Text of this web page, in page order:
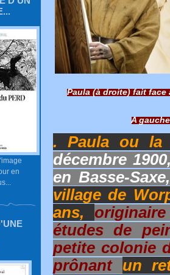
en
Paula (à droite) fait
A
. Paula ou la
décembre
en Basse-
village de
ans,
études de
petite colonie
prônant un